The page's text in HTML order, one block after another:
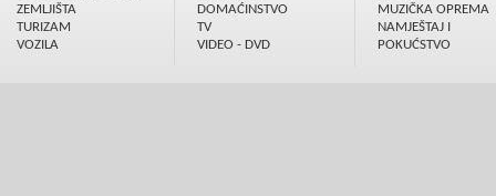
ZEMLJIŠTA
TURIZAM
VOZILA
DOMAĆINSTVO
TV
VIDEO - DVD
MUZIČKA OPREMA
NAMJEŠTAJ I
POKUĆSTVO